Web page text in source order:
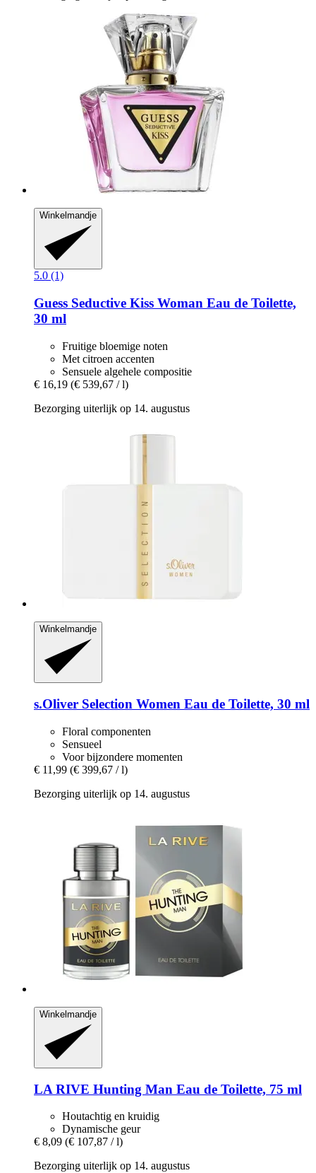
Winkelmandje
5.0 (1)
Guess Seductive Kiss Woman Eau de Toilette,
30 ml
Fruitige bloemige noten
Met citroen accenten
Sensuele algehele compositie
€ 16,19 (€ 539,67 / l)
Bezorging uiterlijk op 14. augustus
Winkelmandje
s.Oliver Selection Women Eau de Toilette, 30 ml
Floral componenten
Sensueel
Voor bijzondere momenten
€ 11,99 (€ 399,67 / l)
Bezorging uiterlijk op 14. augustus
Winkelmandje
LA RIVE Hunting Man Eau de Toilette, 75 ml
Houtachtig en kruidig
Dynamische geur
€ 8,09 (€ 107,87 / l)
Bezorging uiterlijk op 14. augustus